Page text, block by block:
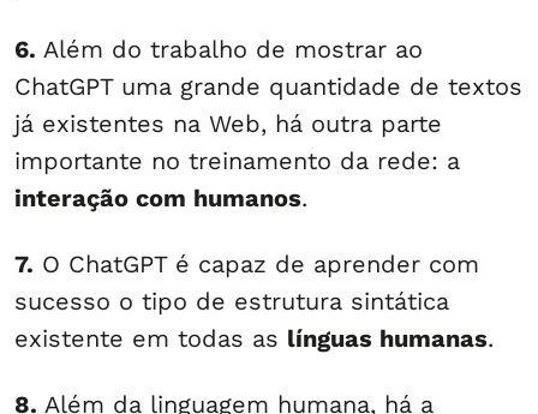
6. Além do trabalho de mostrar ao
ChatGPT uma grande quantidade de textos
já existentes na Web, há outra parte
importante no treinamento da rede: a
interação com humanos.
7. O ChatGPT é capaz de aprender com
sucesso o tipo de estrutura sintática
existente em todas as línguas humanas.
8. Além da linguagem humana, há a